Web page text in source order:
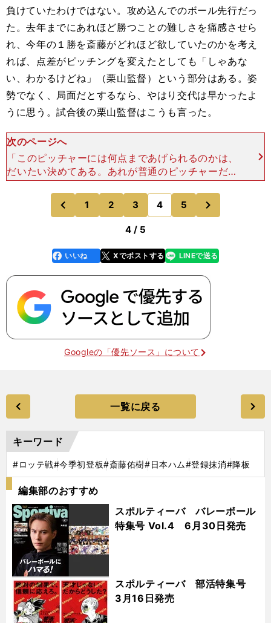
負けていたわけではない。攻め込んでのボール先行だっ
た。去年までにあれほど勝つことの難しさを痛感させら
れ、今年の１勝を斎藤がどれほど欲していたのかを考え
れば、点差がピッチングを変えたとしても「しゃあな
い、わかるけどね」（栗山監督）という部分はある。姿
勢でなく、局面だとするなら、やはり交代は早かったよ
うに思う。試合後の栗山監督はこうも言った。
次のページへ
「このピッチャーには何点まであげられるのかは、
だいたい決めてある。あれが普通のピッチャーだっ
たら、前の回に交代だったかもしれない。これを次
に生かしてくれたら……」 普通のピッチャーだっ
たら――この
前
のページへ
1 2 3 4 5
のページへ
4 / 5
faceboo
k
いいね Xでポストする
line LINEで送る
Googleの「優先ソース」について
一覧に戻る
キーワード
#ロッテ戦#今季初登板#斎藤佑樹#日本ハム#登録抹消#降板
編集部のおすすめ
スポルティーバ バレーボール
特集号 Vol.4 6月30日発売
スポルティーバ 部活特集号
3月16日発売